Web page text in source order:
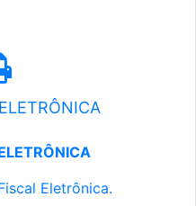
Eletrônica.